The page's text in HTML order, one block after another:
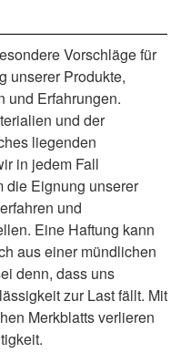
Vorschläge für
unserer Produkte,
und Erfahrungen.
und der
liegenden
in jedem Fall
die Eignung unserer
und
Eine Haftung kann
aus einer mündlichen
denn, dass uns
zur Last fällt. Mit
Merkblatts verlieren